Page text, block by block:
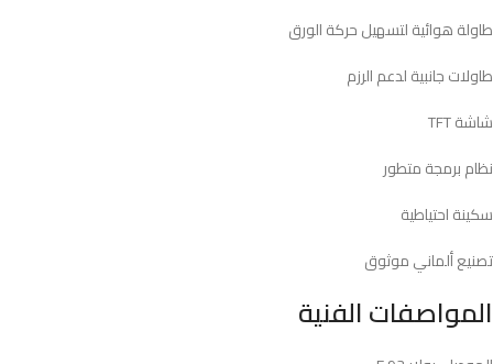
طاولة هوائية لتسهيل حركة الورق
طاولات جانبية لدعم الرزم
شاشة TFT
نظام برمجة متطور
سكينة احتياطية
تصنيع ألماني موثوق
المواصفات الفنية